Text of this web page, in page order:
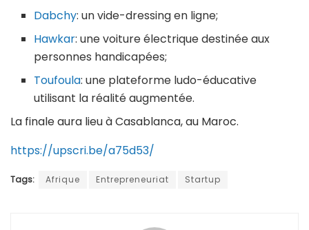
Dabchy: un vide-dressing en ligne;
Hawkar: une voiture électrique destinée aux
personnes handicapées;
Toufoula: une plateforme ludo-éducative
utilisant la réalité augmentée.
La finale aura lieu à Casablanca, au Maroc.
https://upscri.be/a75d53/
Tags: Afrique Entrepreneuriat Startup